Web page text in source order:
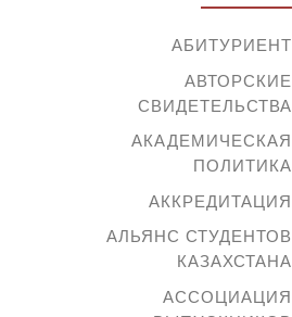
АБИТУРИЕНТ
АВТОРСКИЕ
СВИДЕТЕЛЬСТВА
АКАДЕМИЧЕСКАЯ
ПОЛИТИКА
АККРЕДИТАЦИЯ
АЛЬЯНС СТУДЕНТОВ
КАЗАХСТАНА
АССОЦИАЦИЯ